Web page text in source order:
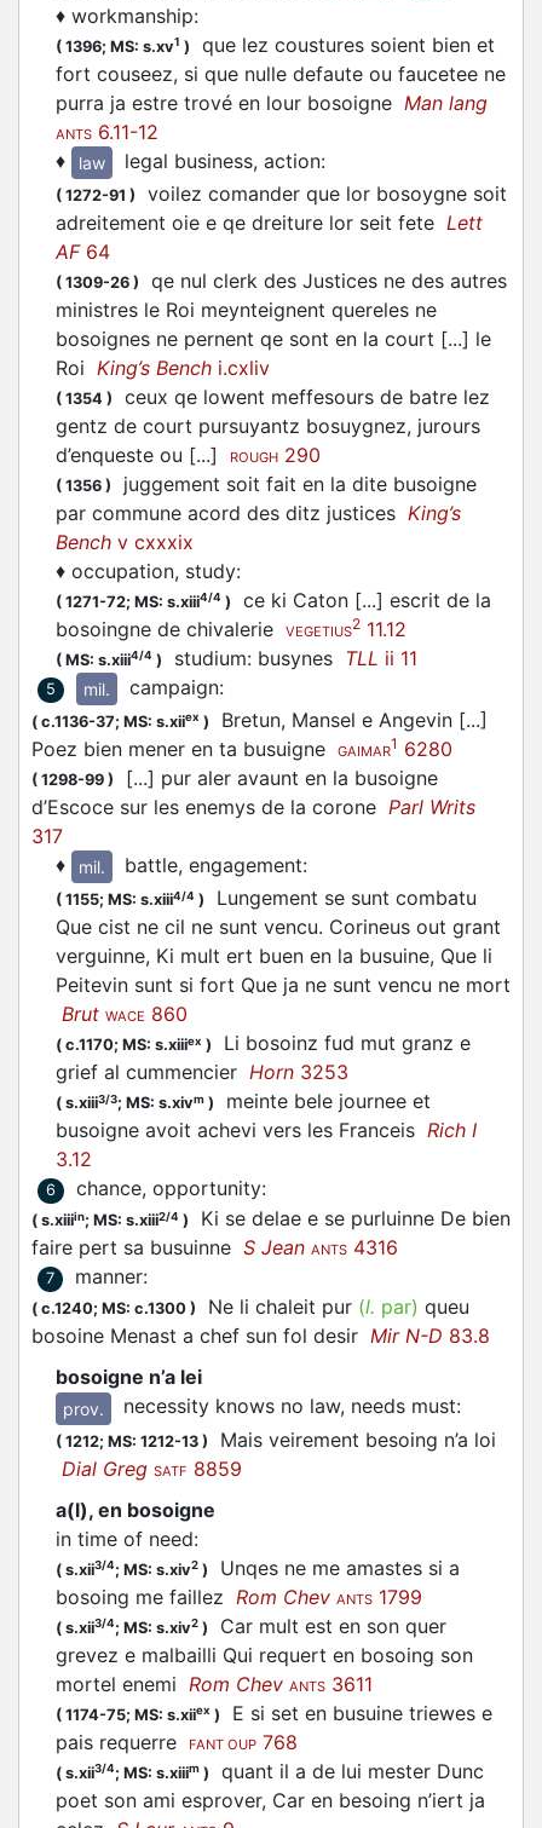
♦ workmanship:
( 1396; MS: s.xv1 )
que lez coustures soient bien et
fort couseez, si que nulle defaute ou faucetee ne
purra ja estre trové en lour bosoigne Man lang
ANTS 6.11-12
♦
law legal business, action:
( 1272-91 )
voilez comander que lor bosoygne soit
adreitement oie e qe dreiture lor seit fete Lett
AF64
( 1309-26 )
qe nul clerk des Justices ne des autres
ministres le Roi meynteignent quereles ne
bosoignes ne pernent qe sont en la court [...] le
Roi King’s Bench i.cxliv
( 1354 )
ceux qe lowent meffesours de batre lez
gentz de court pursuyantz bosuygnez, jurours
d’enqueste ou [...]
ROUGH 290
( 1356 )
juggement soit fait en la dite busoigne
par commune acord des ditz justices King’s
Bench v cxxxix
♦ occupation, study:
( 1271-72; MS: s.xiii4/4 )
ce ki Caton [...] escrit de la
bosoingne de chivalerie
VEGETIUS2 11.12
( MS: s.xiii4/4 ) studium: busynes TLL ii 11
5 mil. campaign:
( c.1136-37; MS: s.xiiex )
Bretun, Mansel e Angevin [...]
Poez bien mener en ta busuigne
GAIMAR1 6280
( 1298-99 )
[...] pur aler avaunt en la busoigne
d’Escoce sur les enemys de la corone Parl Writs
317
♦
mil. battle, engagement:
( 1155; MS: s.xiii4/4 )
Lungement se sunt combatu
Que cist ne cil ne sunt vencu. Corineus out grant
verguinne, Ki mult ert buen en la busuine, Que li
Peitevin sunt si fort Que ja ne sunt vencu ne mort
Brut WACE 860
( c.1170; MS: s.xiiiex )
Li bosoinz fud mut granz e
grief al cummencier Horn 3253
( s.xiii3/3; MS: s.xivm )
meinte bele journee et
busoigne avoit achevi vers les Franceis Rich I
3.12
6 chance, opportunity:
( s.xiiiin; MS: s.xiii2/4 )
Ki se delae e se purluinne De bien
faire pert sa busuinne S Jean ANTS 4316
7 manner:
( c.1240; MS: c.1300 ) Ne li chaleit pur (l. par) queu
bosoine Menast a chef sun fol desir Mir N-D 83.8
bosoigne n’a lei
prov. necessity knows no law, needs must:
( 1212; MS: 1212-13 )
Mais veirement besoing n’a loi
Dial Greg SATF 8859
a(l), en bosoigne
in time of need:
( s.xii3/4; MS: s.xiv2 )
Unqes ne me amastes si a
bosoing me faillez Rom Chev ANTS 1799
( s.xii3/4; MS: s.xiv2 )
Car mult est en son quer
grevez e malbailli Qui requert en bosoing son
mortel enemi Rom Chev ANTS 3611
( 1174-75; MS: s.xiiex )
E si set en busuine triewes e
pais requerre
FANT OUP 768
( s.xii3/4; MS: s.xiiim )
quant il a de lui mester Dunc
poet son ami esprover, Car en besoing n’iert ja